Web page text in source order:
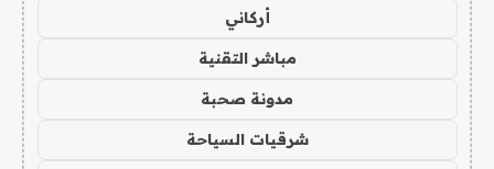
أركاني
مباشر التقنية
مدونة صحبة
شرقيات السياحة